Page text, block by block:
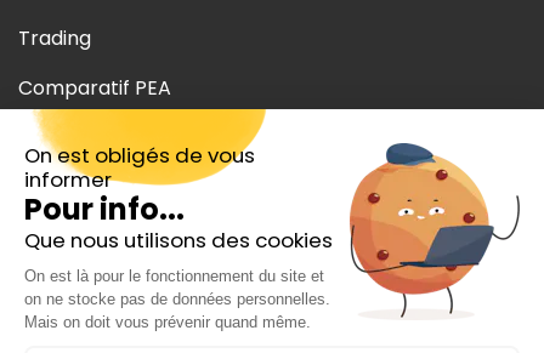
On est obligés de vous
informer
Pour info...
Que nous utilisons des cookies
On est là pour le fonctionnement du site et
on ne stocke pas de données personnelles.
Mais on doit vous prévenir quand même.
Inscrivez-vous gratuitement à
notre Newsletter hebdo
En cadeau notre ebook
Trading
Comparatif PEA
Meilleur compte titres
Investir ETF
Investir dividende
Meilleure plateforme crypto
Comparatif banque en ligne